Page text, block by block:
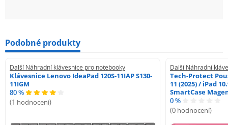
Podobné produkty
Další Náhradní klávesnice pro notebooky
Klávesnice Lenovo IdeaPad 120S-11IAP S130-
11IGM
80 %
(1 hodnocení)
Další Náhradní
Tech-Protect
11 (2025) / iPad
SmartCase
0 %
(0 hodnocení)